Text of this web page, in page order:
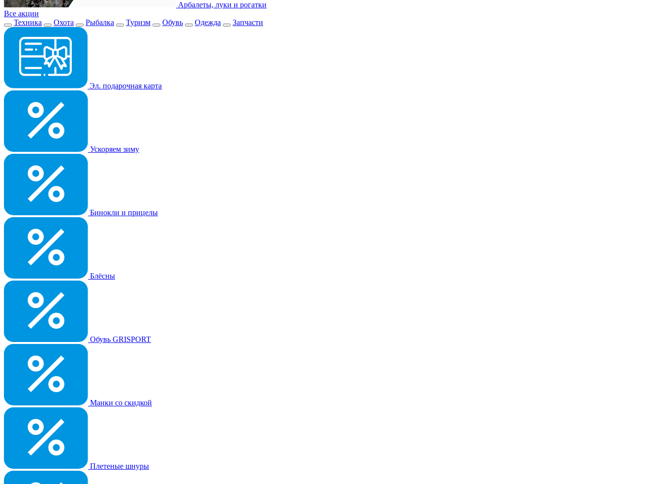
Арбалеты, луки и рогатки
Все акции
Техника
Охота Рыбалка Туризм Обувь Одежда Запчасти
Эл. подарочная карта
Ускоряем зиму
Бинокли и прицелы
Блёсны
Обувь GRISPORT
Манки со скидкой
Плетеные шнуры